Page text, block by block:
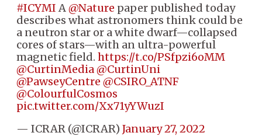
#ICYMI A@Nature paper published today
describes what astronomers think could be
a neutron star or a white dwarf—collapsed
cores of stars—with an ultra-powerful
magnetic field. https://t.co/PSfpzi6oMM
@CurtinMedia@CurtinUni
@PawseyCentre @CSIRO_ATNF
@ColourfulCosmos
pic.twitter.com/Xx71yYWuzI
— ICRAR (@ICRAR) January 27, 2022